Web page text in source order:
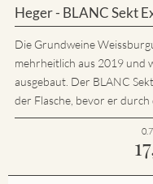
Heger - BLANC Sekt
Die Grundweine
mehrheitlich aus 2019 und
ausgebaut. Der BLANC
der Flasche, bevor er durch